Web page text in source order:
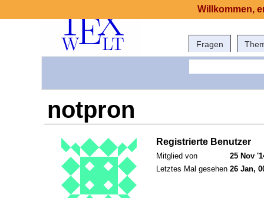
Fragen
notpron
Registrierte Benutzer
Mitglied von
25 Nov
Letztes Mal gesehen 26 Jan,
Willkommen,